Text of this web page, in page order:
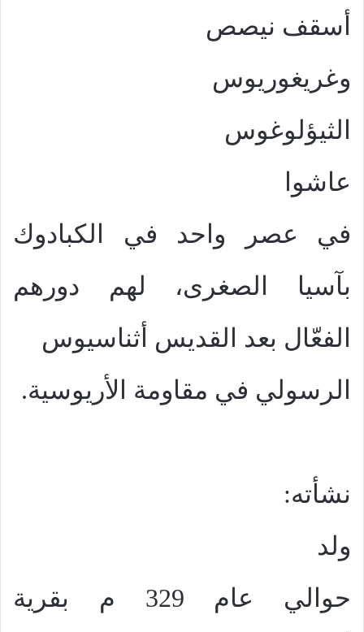
أسقف نيصص
وغريغوريوس
الثيؤلوغوس
عاشوا
في عصر واحد في الكبادوك
بآسيا الصغرى، لهم دورهم
الفعّال بعد القديس أثناسيوس
الرسولي في مقاومة الأريوسية.
نشأته:
ولد
حوالي عام 329 م بقرية